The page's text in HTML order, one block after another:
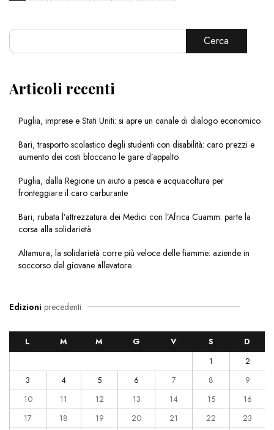
Cerca
Articoli recenti
Puglia, imprese e Stati Uniti: si apre un canale di dialogo economico
Bari, trasporto scolastico degli studenti con disabilità: caro prezzi e
aumento dei costi bloccano le gare d’appalto
Puglia, dalla Regione un aiuto a pesca e acquacoltura per
fronteggiare il caro carburante
Bari, rubata l’attrezzatura dei Medici con l’Africa Cuamm: parte la
corsa alla solidarietà
Altamura, la solidarietà corre più veloce delle fiamme: aziende in
soccorso del giovane allevatore
Edizioni precedenti
L M M G V S
D
1
2
3
4 5 6 7 8
9
10
11 12 13 14 15
16
17
18 19 20 21 22
23